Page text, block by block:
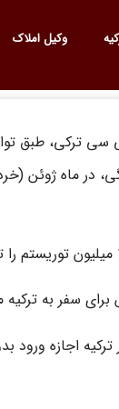
وکیل املاک
ترکی، طبق
ماه ژوئن (خرداد
سفر به ترکیه
اجازه ورود